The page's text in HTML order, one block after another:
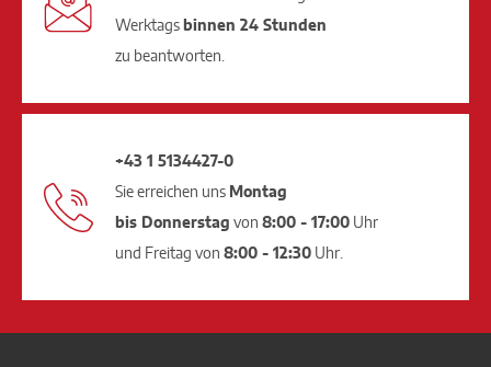
Werktagsbinnen 24 Stunden
zu beantworten.
+43 1 5134427-0
Sie erreichen uns Montag
bis Donnerstag von 8:00 - 17:00 Uhr
und Freitag von 8:00 - 12:30 Uhr.